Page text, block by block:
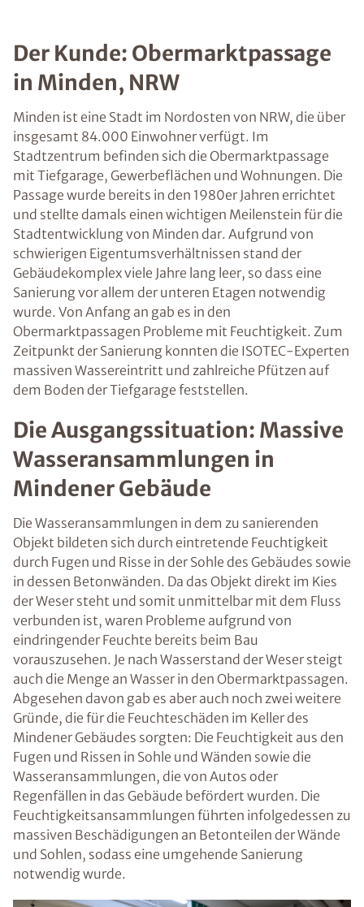
Der Kunde: Obermarktpassage
in Minden, NRW
Minden ist eine Stadt im Nordosten von NRW, die über
insgesamt 84.000 Einwohner verfügt. Im
Stadtzentrum befinden sich die Obermarktpassage
mit Tiefgarage, Gewerbeflächen und Wohnungen. Die
Passage wurde bereits in den 1980er Jahren errichtet
und stellte damals einen wichtigen Meilenstein für die
Stadtentwicklung von Minden dar. Aufgrund von
schwierigen Eigentumsverhältnissen stand der
Gebäudekomplex viele Jahre lang leer, so dass eine
Sanierung vor allem der unteren Etagen notwendig
wurde. Von Anfang an gab es in den
Obermarktpassagen Probleme mit Feuchtigkeit. Zum
Zeitpunkt der Sanierung konnten die ISOTEC-Experten
massiven Wassereintritt und zahlreiche Pfützen auf
dem Boden der Tiefgarage feststellen.
Die Ausgangssituation: Massive
Wasseransammlungen in
Mindener Gebäude
Die Wasseransammlungen in dem zu sanierenden
Objekt bildeten sich durch eintretende Feuchtigkeit
durch Fugen und Risse in der Sohle des Gebäudes sowie
in dessen Betonwänden. Da das Objekt direkt im Kies
der Weser steht und somit unmittelbar mit dem Fluss
verbunden ist, waren Probleme aufgrund von
eindringender Feuchte bereits beim Bau
vorauszusehen. Je nach Wasserstand der Weser steigt
auch die Menge an Wasser in den Obermarktpassagen.
Abgesehen davon gab es aber auch noch zwei weitere
Gründe, die für die Feuchteschäden im Keller des
Mindener Gebäudes sorgten: Die Feuchtigkeit aus den
Fugen und Rissen in Sohle und Wänden sowie die
Wasseransammlungen, die von Autos oder
Regenfällen in das Gebäude befördert wurden. Die
Feuchtigkeitsansammlungen führten infolgedessen zu
massiven Beschädigungen an Betonteilen der Wände
und Sohlen, sodass eine umgehende Sanierung
notwendig wurde.